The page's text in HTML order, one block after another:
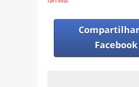
Facebook